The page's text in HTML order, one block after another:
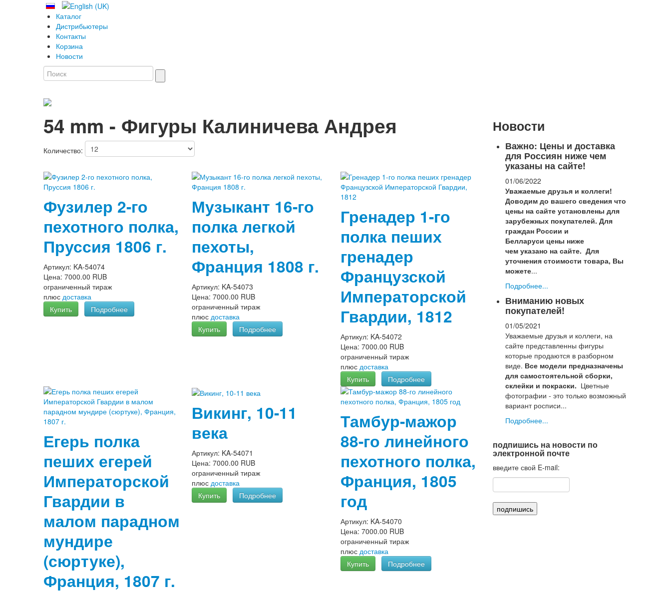
Каталог
Дистрибьютеры
Контакты
Корзина
Новости
54 mm - Фигуры Калиничева Андрея
Количество:
Фузилер 2-го
пехотного полка,
Пруссия 1806 г.
Артикул: KA-54074
Цена: 7000.00 RUB
ограниченный тираж
плюс доставка
Купить
Подробнее
Музыкант 16-го
полка легкой
пехоты,
Франция 1808 г.
Артикул: KA-54073
Цена:7000.00 RUB
ограниченный тираж
плюсдоставка
Купить
Подробнее
Гренадер 1-го
полка пеших
гренадер
Французской
Императорской
Гвардии, 1812
Артикул: KA-54072
Цена: 7000.00 RUB
ограниченный тираж
плюс доставка
Купить
Подробнее
Егерь полка
пеших егерей
Императорской
Гвардии в
малом парадном
мундире
(сюртуке),
Франция, 1807 г.
Викинг, 10-11
века
Артикул: KA-54071
Цена:7000.00 RUB
ограниченный тираж
плюс доставка
Купить
Подробнее
Тамбур-мажор
88-го линейного
пехотного полка,
Франция, 1805
год
Артикул: KA-54070
Цена: 7000.00 RUB
ограниченный тираж
плюс доставка
Купить
Подробнее
Новости
Важно: Цены и доставка
для Россиян ниже чем
указаны на сайте!
01/06/2022
Уважаемые друзья и коллеги!
Доводим до вашего сведения что
цены на сайте установлены для
зарубежных покупателей. Для
граждан России и
Белларуси цены ниже
чем указано на сайте. Для
уточнения стоимости товара, Вы
можете...
Подробнее...
Вниманию новых
покупателей!
01/05/2021
Уважаемые друзья и коллеги, на
сайте представленны фигуры
которые продаются в разборном
виде. Все модели предназначены
для самостоятельной сборки,
склейки и покраски. Цветные
фотографии - это только возможный
вариант росписи...
Подробнее...
подпишись на новости по
электронной почте
введите свой E-mail: